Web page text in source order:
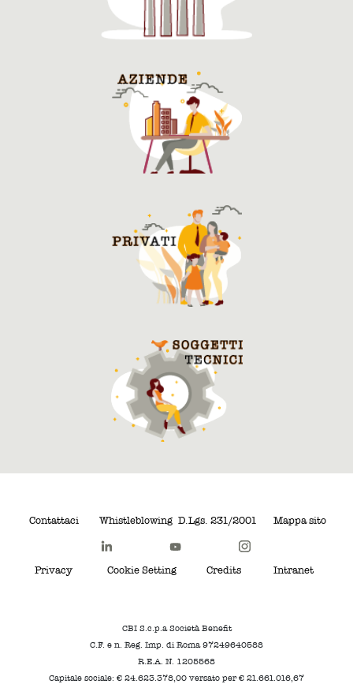
Contattaci Whistleblowing D.Lgs. 231/2001 Mappa sito
Privacy Cookie Setting Credits Intranet
CBI S.c.p.a Società Benefit
C.F. e n. Reg. Imp. di Roma 97249640588
R.E.A. N. 1205568
Capitale sociale: € 24.623.378,00 versato per € 21.661.016,67